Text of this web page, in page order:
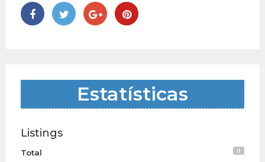
Estatísticas
Listings
Total 0